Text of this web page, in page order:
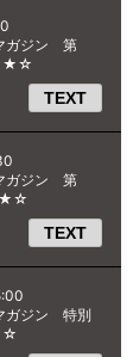
ガジン 第
TEXT
ガジン 第
TEXT
ジン 特別